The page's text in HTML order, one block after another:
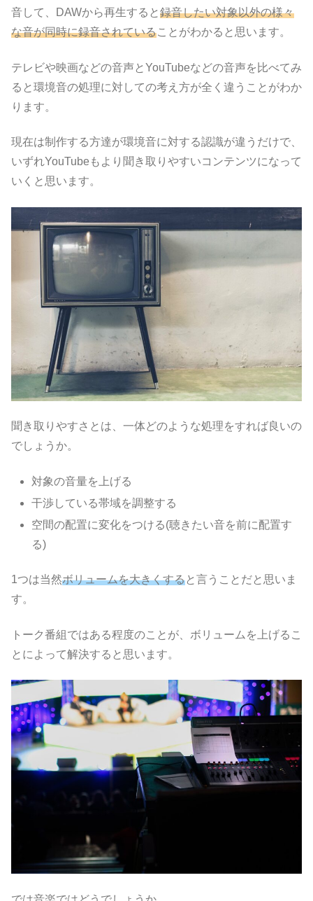
音して、DAWから再生すると録音したい対象以外の様々
な音が同時に録音されていることがわかると思います。
テレビや映画などの音声とYouTubeなどの音声を比べてみ
ると環境音の処理に対しての考え方が全く違うことがわか
ります。
現在は制作する方達が環境音に対する認識が違うだけで、
いずれYouTubeもより聞き取りやすいコンテンツになって
いくと思います。
聞き取りやすさとは、一体どのような処理をすれば良いの
でしょうか。
対象の音量を上げる
干渉している帯域を調整する
空間の配置に変化をつける(聴きたい音を前に配置す
る)
1つは当然ボリュームを大きくすると言うことだと思いま
す。
トーク番組ではある程度のことが、ボリュームを上げるこ
とによって解決すると思います。